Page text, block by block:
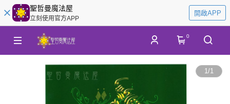
聖哲曼魔法屋
立刻使用官方APP
開啟APP
0
1/1